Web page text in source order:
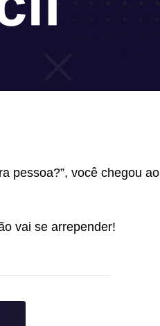
pessoa?”, você chegou ao
vai se arrepender!